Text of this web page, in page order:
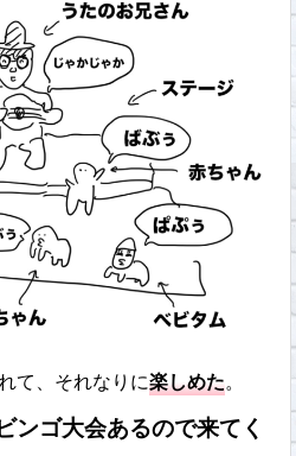
て、それなりに楽しめた。
ンゴ大会あるので来てく